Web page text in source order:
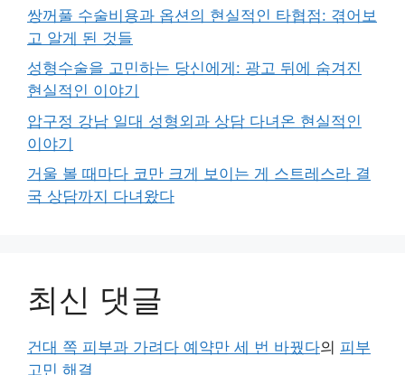
쌍꺼풀 수술비용과 옵션의 현실적인 타협점: 겪어보
고 알게 된 것들
성형수술을 고민하는 당신에게: 광고 뒤에 숨겨진
현실적인 이야기
압구정 강남 일대 성형외과 상담 다녀온 현실적인
이야기
거울 볼 때마다 코만 크게 보이는 게 스트레스라 결
국 상담까지 다녀왔다
최신 댓글
건대 쪽 피부과 가려다 예약만 세 번 바꿨다의 피부
고민 해결